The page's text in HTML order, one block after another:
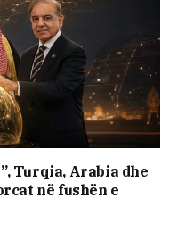
Turqia, Arabia dhe
në fushën e